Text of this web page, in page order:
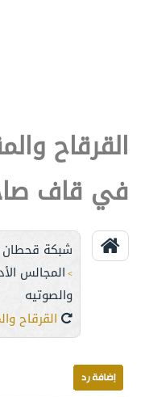
القرقاح
في قاف
شبكة
> المجالس
والصوتيه
القرقاح